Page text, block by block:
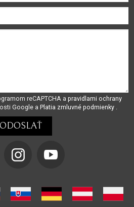
reCAPTCHA a pravidlami ochrany
Google a Platia zmluvné podmienky .